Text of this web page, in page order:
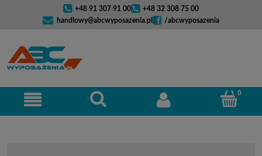
+48 91 307 91 00
+48 32 308 75 00
handlowy@abcwyposazenia.pl
/abcwyposazenia